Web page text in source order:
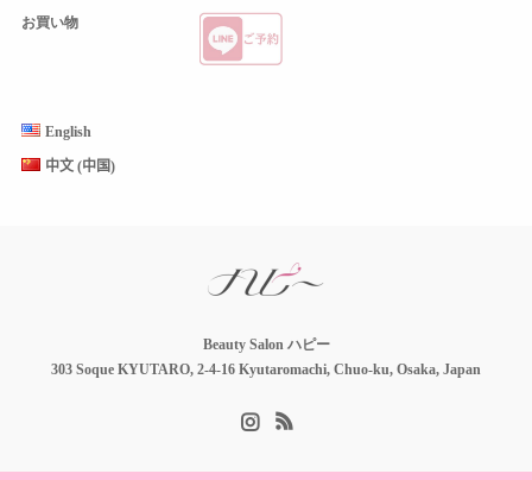
お買い物
English
中文 (中国)
Beauty Salon ハピー
303 Soque KYUTARO, 2-4-16 Kyutaromachi, Chuo-ku, Osaka, Japan